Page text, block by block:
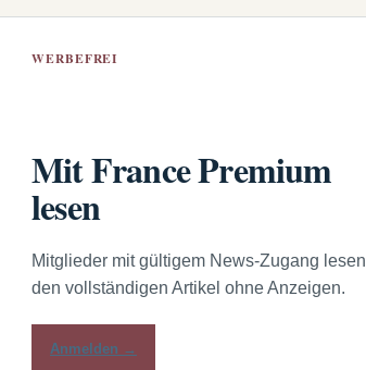
WERBEFREI
Mit France Premium
lesen
Mitglieder mit gültigem News-Zugang lesen
den vollständigen Artikel ohne Anzeigen.
Anmelden →